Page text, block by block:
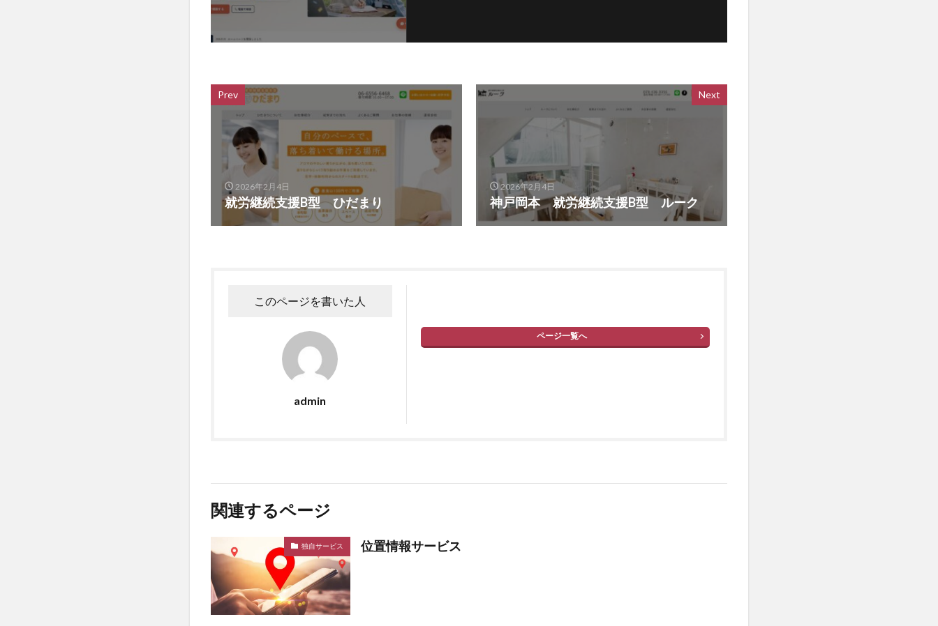
Prev
2026年2月4日
就労継続支援B型 ひだまり
Next
2026年2月4日
神戸岡本 就労継続支援B型 ルーク
このページを書いた人
admin
ページ一覧へ
関連するページ
独自サービス 位置情報サービス